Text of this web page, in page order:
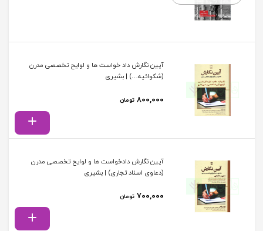
آیین نگارش داد خواست ها و لوایح تخصصی مدرن
(شکوائیه…) | بشیری
۸۰۰,۰۰۰ تومان
آیین نگارش دادخواست ها و لوایح تخصصی مدرن
(دعاوی اسناد تجاری) | بشیری
۷۰۰,۰۰۰ تومان